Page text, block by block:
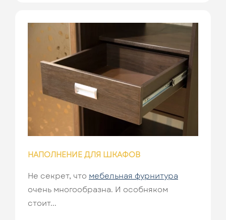
НАПОЛНЕНИЕ ДЛЯ ШКАФОВ
Не секрет, что мебельная фурнитура
очень многообразна. И особняком
стоит...